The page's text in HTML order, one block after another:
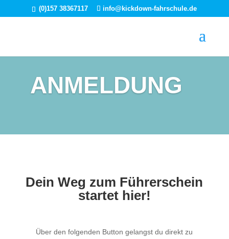
(0)157 38367117 info@kickdown-fahrschule.de
ANMELDUNG
Dein Weg zum Führerschein
startet hier!
Über den folgenden Button gelangst du direkt zu